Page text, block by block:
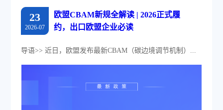
23
2026-07
欧盟CBAM新规全解读 | 2026正式履
约，出口欧盟企业必读
导语>> 近日，欧盟发布最新CBAM（碳边境调节机制）...